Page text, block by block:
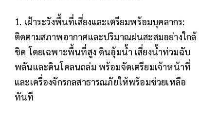
1. เฝ้าระวังพื้นที่เสี่ยงและเตรียมพร้อมบุคลากร:
ติดตามสภาพอากาศและปริมาณฝนสะสมอย่างใกล้
ชิด โดยเฉพาะพื้นที่สูง ดินอุ้มน้ำ เสี่ยงน้ำท่วมฉับ
พลันและดินโคลนถล่ม พร้อมจัดเตรียมเจ้าหน้าที่
และเครื่องจักรกลสาธารณภัยให้พร้อมช่วยเหลือ
ทันที